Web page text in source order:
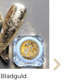
Bladguld